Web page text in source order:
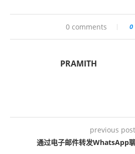
0 comments 0
PRAMITH
previous post
通过电子邮件转发WhatsApp